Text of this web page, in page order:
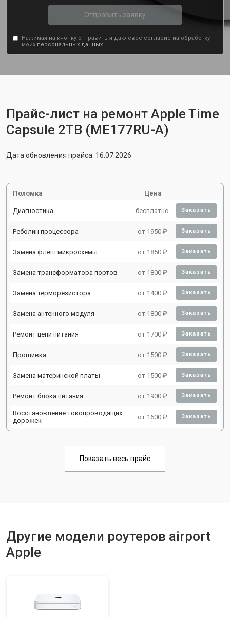
Отправить заявку
Нажимая на кнопку отправить я даю свое согласие на обработку
моих персональных данных.
Прайс-лист на ремонт Apple Time
Capsule 2TB (ME177RU-A)
Дата обновления прайса: 16.07.2026
Поломка Цена
Диагностика бесплатно Заказать
Реболин процессора от 1950 ₽ Заказать
Замена флеш микросхемы от 1850 ₽ Заказать
Замена трансформатора портов от 1800 ₽ Заказать
Замена терморезистора от 1400 ₽ Заказать
Замена антенного модуля от 1800 ₽ Заказать
Ремонт цепи питания от 1700 ₽ Заказать
Прошивка от 1500 ₽ Заказать
Замена материнской платы от 1500 ₽ Заказать
Ремонт блока питания от 1900 ₽ Заказать
Восстановление токопроводящих
дорожек
от 1600 ₽ Заказать
Показать весь прайс
Другие модели роутеров airport
Apple